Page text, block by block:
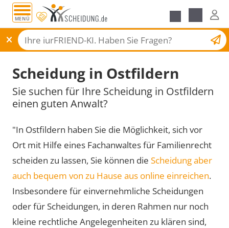
MENÜ
Scheidungsantrag
Scheidung in Ostfildern
Sie suchen für Ihre Scheidung in Ostfildern
einen guten Anwalt?
"In Ostfildern haben Sie die Möglichkeit, sich vor
Ort mit Hilfe eines Fachanwaltes für Familienrecht
scheiden zu lassen, Sie können die Scheidung aber
auch bequem von zu Hause aus online einreichen.
Insbesondere für einvernehmliche Scheidungen
oder für Scheidungen, in deren Rahmen nur noch
kleine rechtliche Angelegenheiten zu klären sind,